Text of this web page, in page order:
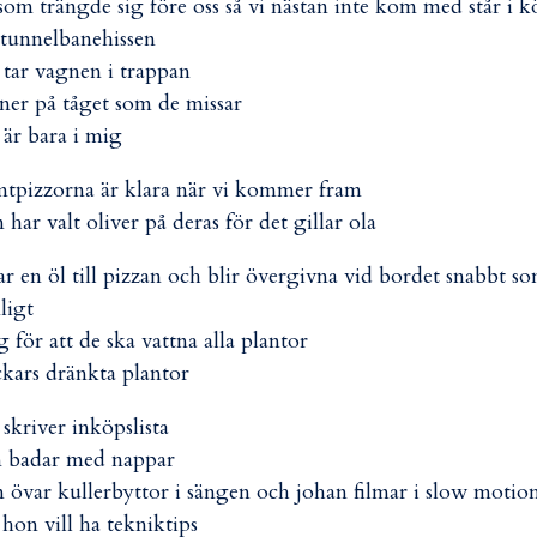
trängde sig före oss så vi nästan inte kom med står i
vagnen i trappan
på tåget som de missar
bara i mig
är klara när vi kommer fram
har valt oliver på deras för det gillar ola
en öl till pizzan och blir övergivna vid bordet snabbt
för att de ska vattna alla plantor
dränkta plantor
inköpslista
badar med nappar
övar kullerbyttor i sängen och johan filmar i slow
vill ha tekniktips